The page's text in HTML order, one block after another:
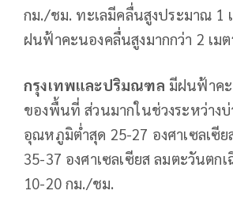
กม./ชม. ทะเลมีคลื่นสูงประมาณ 1
ฝนฟ้าคะนองคลื่นสูงมากกว่า 2 เมต
กรุงเทพและปริมณฑล มีฝนฟ้าค
ของพื้นที่ ส่วนมากในช่วงระหว่างบ่
อุณหภูมิต่ำสุด 25-27 องศาเซลเซี
35-37 องศาเซลเซียส ลมตะวันตกเ
10-20 กม./ชม.